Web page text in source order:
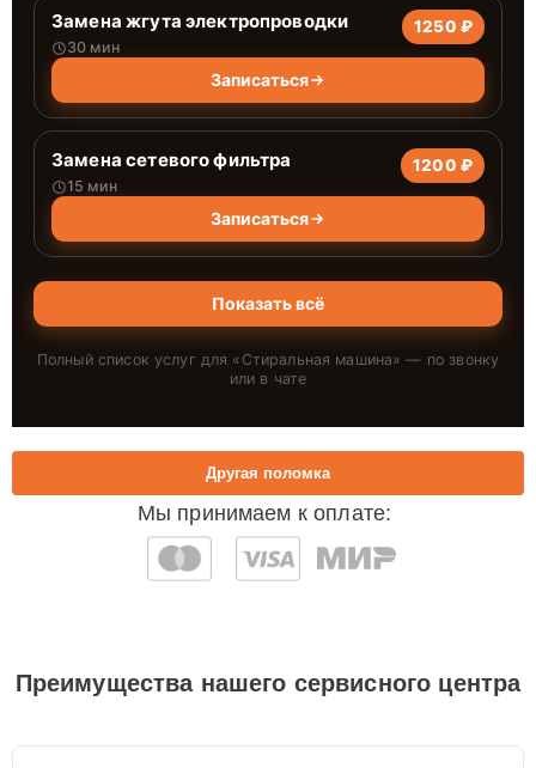
Замена жгута электропроводки
30 мин
1250 ₽
Записаться
Замена сетевого фильтра
15 мин
1200 ₽
Записаться
Показать всё
Полный список услуг для « Стиральная машина» — по звонку
или в чате
Мы принимаем к оплате:
Другая поломка
Преимущества нашего сервисного центра